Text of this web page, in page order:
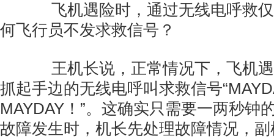
飞机遇险时，通过无线电呼救仅
何飞行员不发求救信号？
王机长说，正常情况下，飞机遇
抓起手边的无线电呼叫求救信号
MAYDAY！”。这确实只需要一两秒钟
故障发生时，机长先处理故障情况，